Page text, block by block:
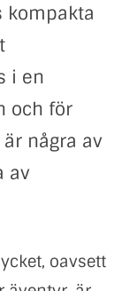
kompakta
i en
och för
några av
av
oavsett